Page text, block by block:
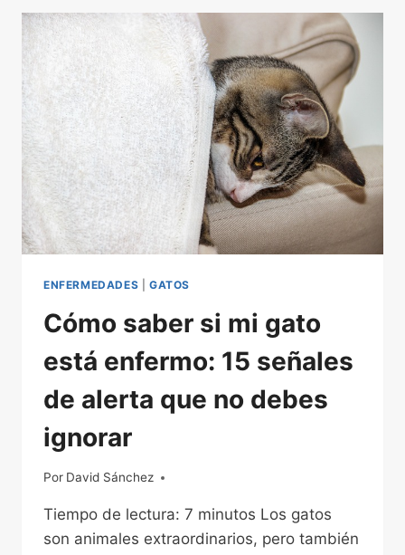
RONRONEAN:
QUE
REALMENTE
SIGNIFICA
ENFERMEDADES GATOS
Cómo saber si mi gato
está enfermo: 15 señales
de alerta que no debes
ignorar
Por David Sánchez
18/03/2026
Tiempo de lectura: 7 minutos Los gatos
son animales extraordinarios, pero también